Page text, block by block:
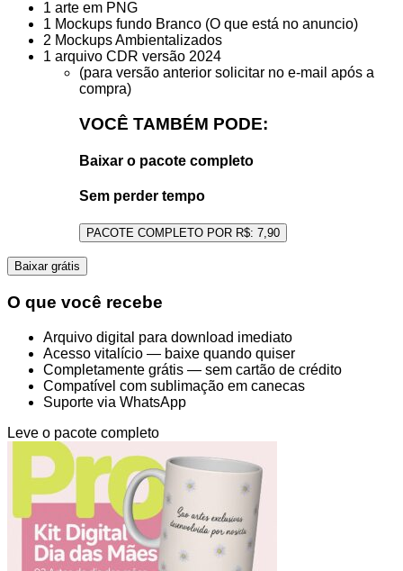
1 arte em PNG
1 Mockups fundo Branco (O que está no anuncio)
2 Mockups Ambientalizados
1 arquivo CDR versão 2024
(para versão anterior solicitar no e-mail após a
compra)
VOCÊ TAMBÉM PODE:
Baixar o pacote completo
Sem perder tempo
Arte
dia
dos
namorados
Exclusiva
quantidade
Baixar grátis
O que você recebe
Arquivo digital para download imediato
Acesso vitalício — baixe quando quiser
Completamente grátis — sem cartão de crédito
Compatível com sublimação em canecas
Suporte via WhatsApp
Leve o pacote completo